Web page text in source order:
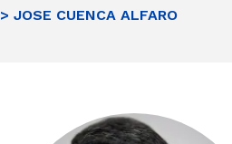
> JOSE CUENCA ALFARO